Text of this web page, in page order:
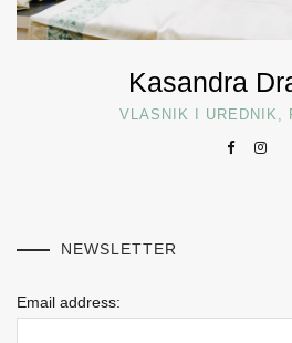
Kasandra
VLASNIK I UREDNIK,
NEWSLETTER
Email address: